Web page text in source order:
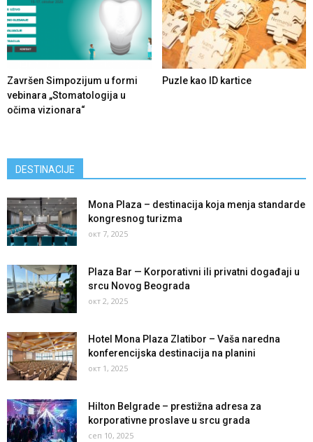
Završen Simpozijum u formi
vebinara „Stomatologija u
očima vizionara“
Puzle kao ID kartice
DESTINACIJE
Mona Plaza – destinacija koja menja standarde
kongresnog turizma
окт 7, 2025
Plaza Bar — Korporativni ili privatni događaji u
srcu Novog Beograda
окт 2, 2025
Hotel Mona Plaza Zlatibor – Vaša naredna
konferencijska destinacija na planini
окт 1, 2025
Hilton Belgrade – prestižna adresa za
korporativne proslave u srcu grada
сеп 10, 2025